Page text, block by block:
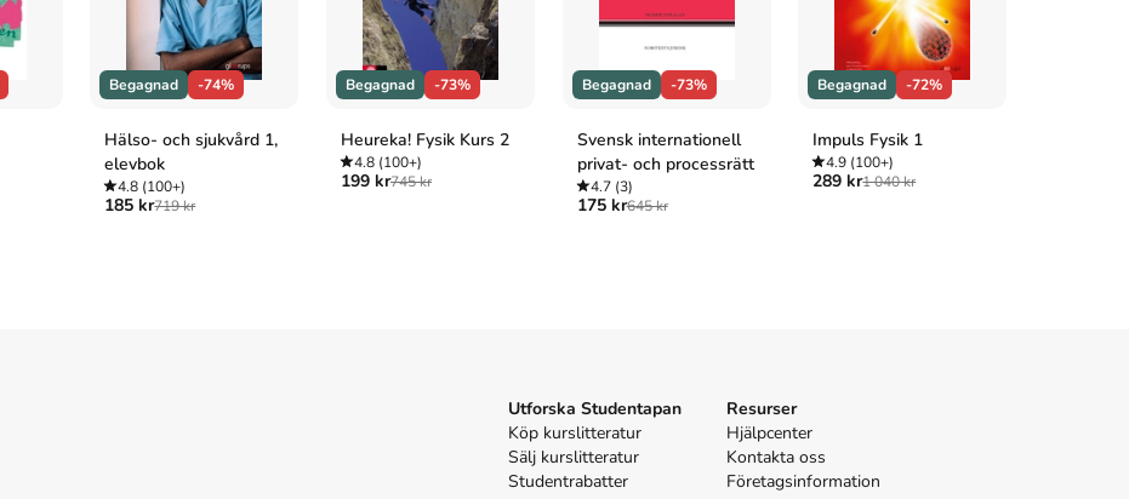
Begagnad -74%
Hälso- och sjukvård 1,
elevbok
4.8 (100+)
185 kr719 kr
Begagnad -73%
Heureka! Fysik Kurs 2
4.8(100+)
199 kr745 kr
Begagnad -73%
Svensk internationell
privat- och processrätt
4.7(3)
175 kr645 kr
Begagnad -72%
Impuls Fysik 1
4.9 (100+)
289 kr1 040 kr
Utforska Studentapan
Köp kurslitteratur
Sälj kurslitteratur
Studentrabatter
Resurser
Hjälpcenter
Kontakta oss
Företagsinformation